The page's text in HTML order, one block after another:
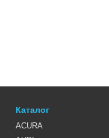
Каталог
ACURA